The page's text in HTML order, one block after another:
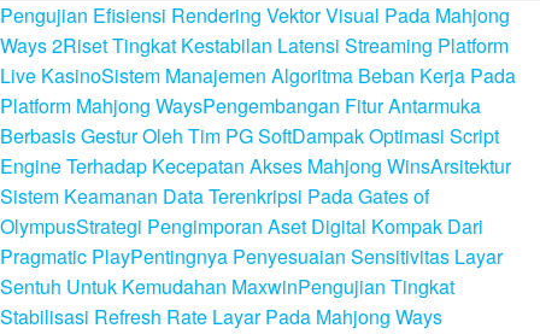
Pengujian Efisiensi Rendering Vektor Visual Pada Mahjong
Ways 2Riset Tingkat Kestabilan Latensi Streaming Platform
Live KasinoSistem Manajemen Algoritma Beban Kerja Pada
Platform Mahjong WaysPengembangan Fitur Antarmuka
Berbasis Gestur Oleh Tim PG SoftDampak Optimasi Script
Engine Terhadap Kecepatan Akses Mahjong WinsArsitektur
Sistem Keamanan Data Terenkripsi Pada Gates of
OlympusStrategi Pengimporan Aset Digital Kompak Dari
Pragmatic PlayPentingnya Penyesuaian Sensitivitas Layar
Sentuh Untuk Kemudahan MaxwinPengujian Tingkat
Stabilisasi Refresh Rate Layar Pada Mahjong Ways